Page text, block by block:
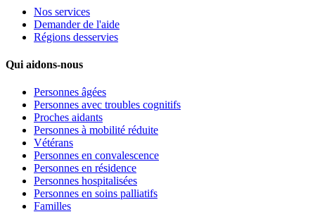
Nos services
Demander de l'aide
Régions desservies
Qui aidons-nous
Personnes âgées
Personnes avec troubles cognitifs
Proches aidants
Personnes à mobilité réduite
Vétérans
Personnes en convalescence
Personnes en résidence
Personnes hospitalisées
Personnes en soins palliatifs
Familles